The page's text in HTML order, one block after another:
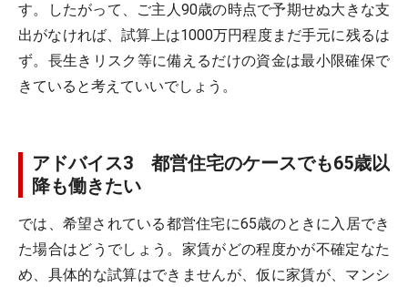
す。したがって、ご主人90歳の時点で予期せぬ大きな支
出がなければ、試算上は1000万円程度まだ手元に残るは
ず。長生きリスク等に備えるだけの資金は最小限確保で
きていると考えていいでしょう。
アドバイス3 都営住宅のケースでも65歳以
降も働きたい
では、希望されている都営住宅に65歳のときに入居でき
た場合はどうでしょう。家賃がどの程度かが不確定なた
め、具体的な試算はできませんが、仮に家賃が、マンシ